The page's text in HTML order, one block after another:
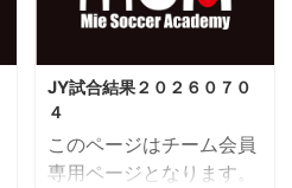
パスワード ログイン状態
JY試合結果２０２６０７０
４
このページはチーム会員
専用ページとなります。